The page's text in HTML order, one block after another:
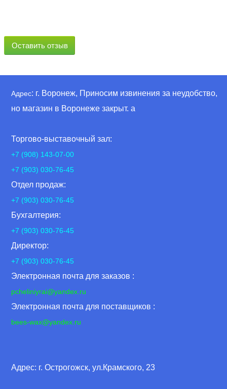
Оставить отзыв
Адрес: г. Воронеж, Приносим извинения за неудобство,
но магазин в Воронеже закрыт. а
Торгово-выставочный зал:
+7 (908) 143-07-00
+7 (903) 030-76-45
Отдел продаж:
+7 (903) 030-76-45
Бухгалтерия:
+7 (903) 030-76-45
Директор:
+7 (903) 030-76-45
Электронная почта для заказов :
pcheliniyrai@yandex.ru
Электронная почта для поставщиков :
bees-wax@yandex.ru
Адрес: г. Острогожск, ул.Крамского, 23